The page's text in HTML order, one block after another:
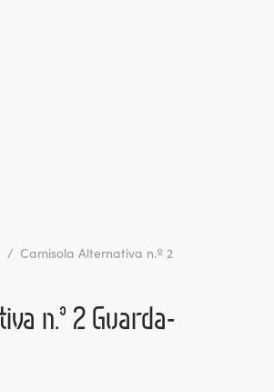
/ Camisola Alternativa n.º 2
n.º 2 Guarda-